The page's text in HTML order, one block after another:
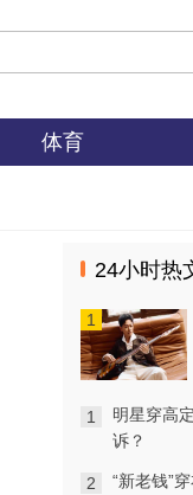
体育
24小时热
1
1
明星穿高
诉？
2 “新老钱”